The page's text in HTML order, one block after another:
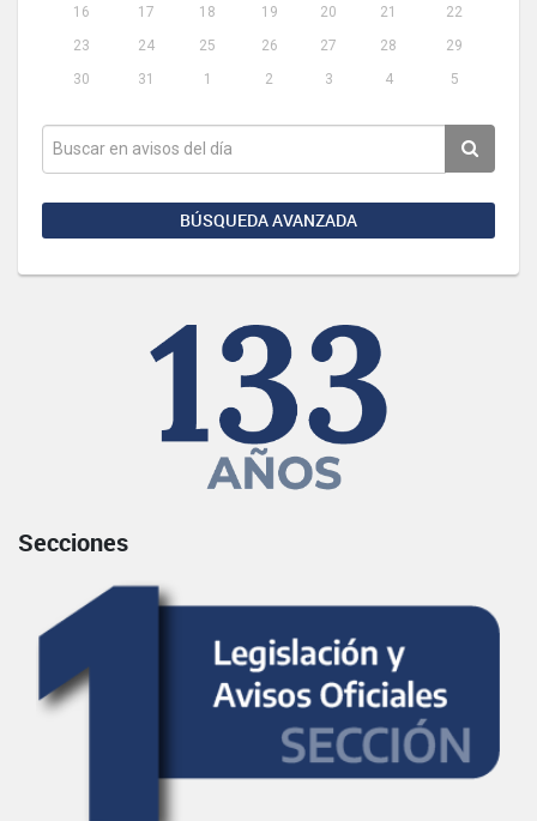
16
17 18 19 20 21
22
23
24 25 26 27 28
29
30
31 1 2 3 4 5
BÚSQUEDA AVANZADA
Secciones